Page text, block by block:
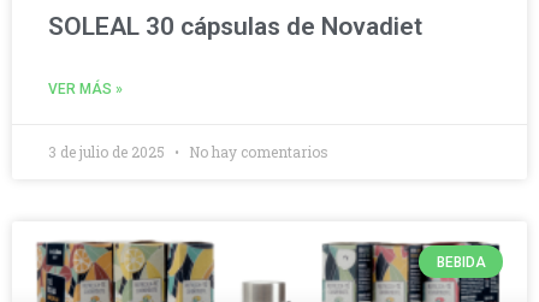
SOLEAL 30 cápsulas de Novadiet
VER MÁS »
3 de julio de 2025 No hay comentarios
BEBIDA